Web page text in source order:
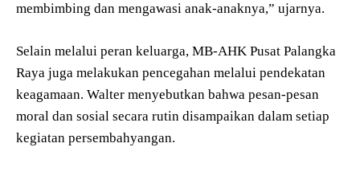
membimbing dan mengawasi anak-anaknya,” ujarnya.
Selain melalui peran keluarga, MB-AHK Pusat Palangka
Raya juga melakukan pencegahan melalui pendekatan
keagamaan. Walter menyebutkan bahwa pesan-pesan
moral dan sosial secara rutin disampaikan dalam setiap
kegiatan persembahyangan.